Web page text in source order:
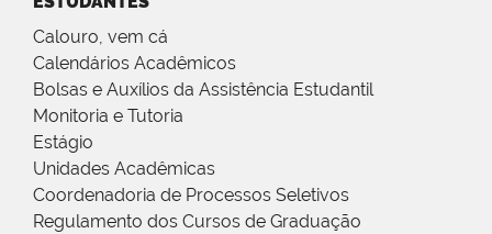
Calouro, vem cá
Calendários Acadêmicos
Bolsas e Auxílios da Assistência Estudantil
Monitoria e Tutoria
Estágio
Unidades Acadêmicas
Coordenadoria de Processos Seletivos
Regulamento dos Cursos de Graduação